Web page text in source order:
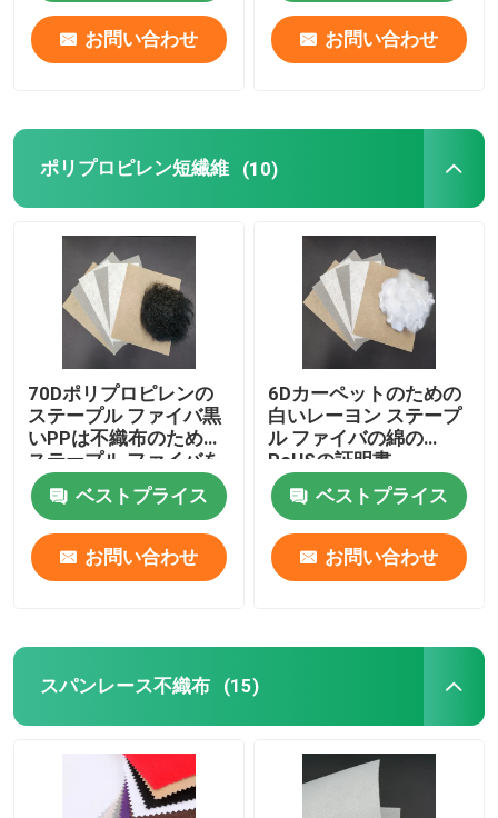
お問い合わせ お問い合わせ
ポリプロピレン短繊維 (10)
70Dポリプロピレンの
ステープル ファイバ黒
いPPは不織布のための
ステープル ファイバを
ベストプライス
お問い合わせ
6Dカーペットのための
白いレーヨン ステープ
ル ファイバの綿の
RoHSの証明書
ベストプライス
お問い合わせ
スパンレース不織布 (15)